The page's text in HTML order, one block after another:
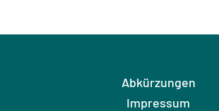
Abkürzungen
Impressum